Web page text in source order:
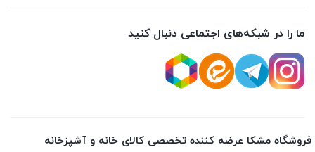
ما را در شبکه‌های اجتماعی دنبال کنید
فروشگاه مشکا عرضه کننده تخصصی کالای خانه و آشپزخانه